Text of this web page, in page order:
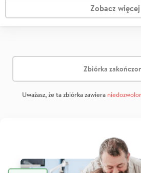
Zobacz więcej
Zbiórka
Uważasz, że ta zbiórka zawiera